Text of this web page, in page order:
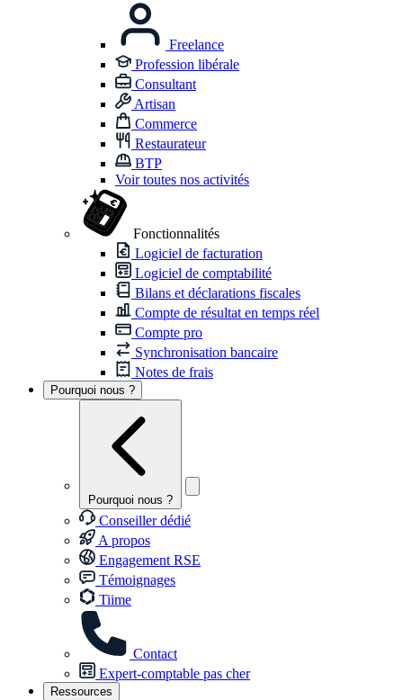
Freelance
Profession libérale
Consultant
Artisan
Commerce
Restaurateur
BTP
Voir toutes nos activités
Fonctionnalités
Logiciel de facturation
Logiciel de comptabilité
Bilans et déclarations fiscales
Compte de résultat en temps réel
Compte pro
Synchronisation bancaire
Notes de frais
Pourquoi nous ?
Pourquoi nous ?
Conseiller dédié
A propos
Engagement RSE
Témoignages
Tiime
Contact
Expert-comptable pas cher
Ressources